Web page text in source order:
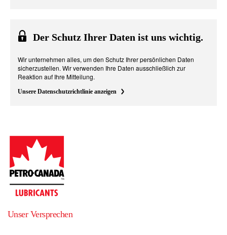
Der Schutz Ihrer Daten ist uns wichtig.
Wir unternehmen alles, um den Schutz Ihrer persönlichen Daten
sicherzustellen. Wir verwenden Ihre Daten ausschließlich zur
Reaktion auf Ihre Mitteilung.
Unsere Datenschutzrichtlinie anzeigen
Unser Versprechen